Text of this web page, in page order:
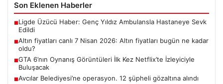
Son Eklenen Haberler
■Ligde Üzücü Haber: Genç Yıldız Ambulansla Hastaneye Sevk
Edildi
■Altın fiyatları canlı 7 Nisan 2026: Altın fiyatları bugün ne kadar
oldu?
■GTA 6’nın Oynanış Görüntüleri İlk Kez Netflix’te İzleyiciyle
Buluşacak
■Avcılar Belediyesi’ne operasyon. 12 şüpheli gözaltına alındı